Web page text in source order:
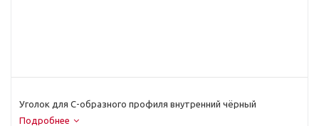
Уголок для С-образного профиля внутренний чёрный
Подробнее